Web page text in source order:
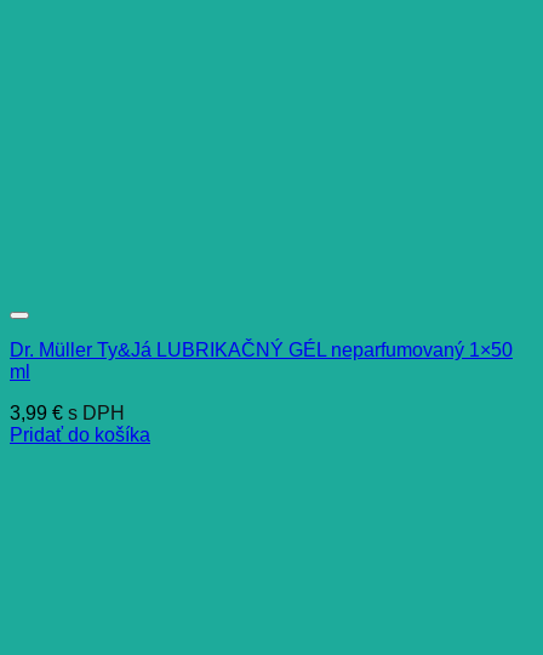
Dr. Müller Ty&Já LUBRIKAČNÝ GÉL neparfumovaný 1×50
ml
3,99 € s DPH
Pridať do košíka